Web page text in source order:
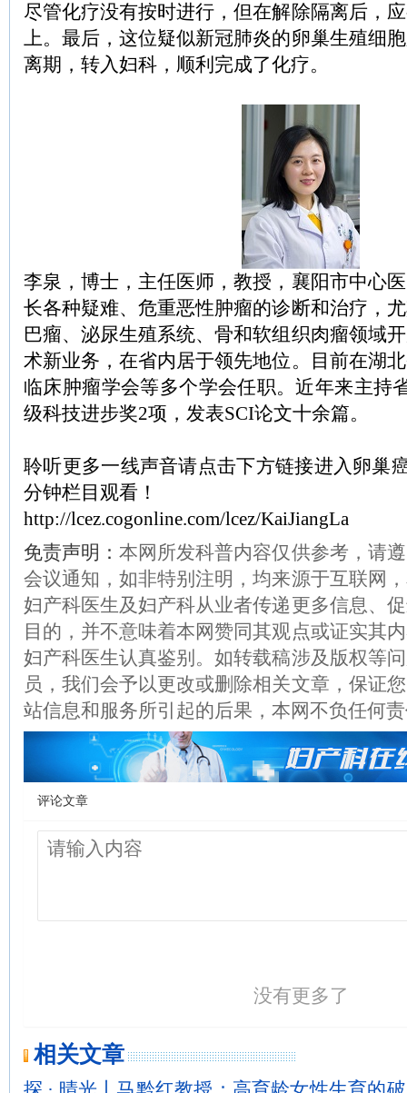
尽管化疗没有按时进行，但在解除隔离后，
上。最后，这位疑似新冠肺炎的卵巢生殖细
离期，转入妇科，顺利完成了化疗。
李泉，博士，主任医师，教授，襄阳市中心
长各种疑难、危重恶性肿瘤的诊断和治疗，
巴瘤、泌尿生殖系统、骨和软组织肉瘤领域
术新业务，在省内居于领先地位。目前在湖
临床肿瘤学会等多个学会任职。近年来主持
级科技进步奖2项，发表SCI论文十余篇。
聆听更多一线声音请点击下方链接进入卵巢
分钟栏目观看！
http://lcez.cogonline.com/lcez/KaiJiangLa
免责声明：本网所发科普内容仅供参考，请
会议通知，如非特别注明，均来源于互联网
妇产科医生及妇产科从业者传递更多信息、
目的，并不意味着本网赞同其观点或证实其
妇产科医生认真鉴别。如转载稿涉及版权等
员，我们会予以更改或删除相关文章，保证
站信息和服务所引起的后果，本网不负任何
评论文章
没有更多了
相关文章